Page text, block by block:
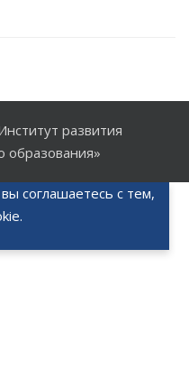
развития
образования»
соглашаетесь с тем,